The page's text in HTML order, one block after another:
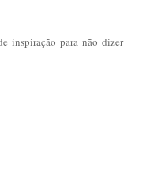
inspiração para não dizer